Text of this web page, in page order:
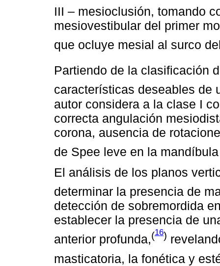
III – mesioclusión, tomando
mesiovestibular del primer
que ocluye mesial al surco
Partiendo de la clasificación
características deseables de
autor considera a la clase I
correcta angulación
corona, ausencia de
de Spee leve en la
El análisis de los planos
determinar la presencia de
detección de sobremordida
establecer la presencia de
anterior profunda,(16)
masticatoria, la fonética y